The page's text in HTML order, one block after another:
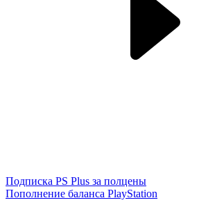
Подписка PS Plus за полцены
Пополнение баланса PlayStation